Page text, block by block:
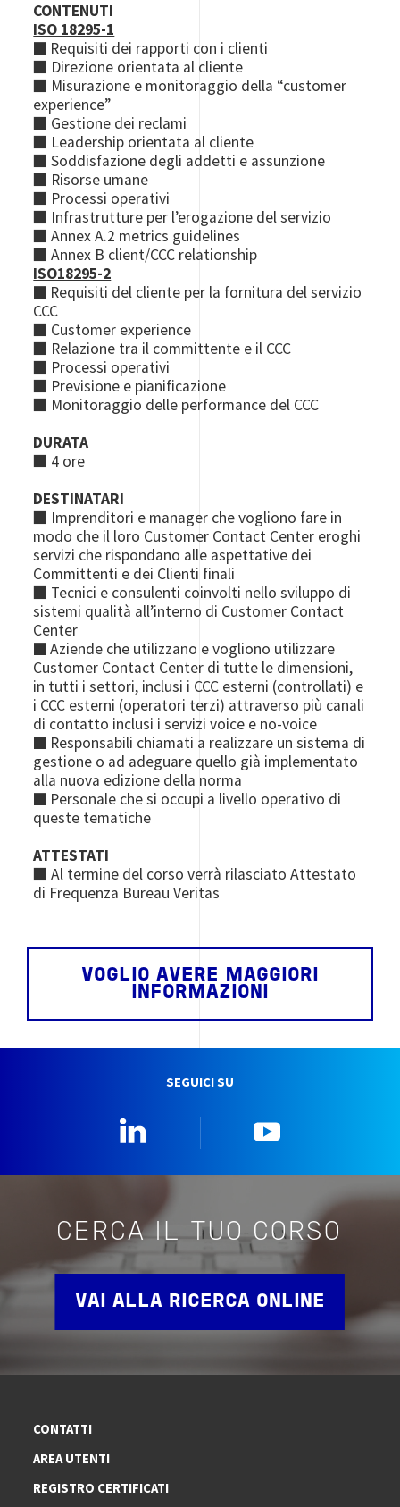
CONTENUTI
ISO 18295-1
■ Requisiti dei rapporti con i clienti
■ Direzione orientata al cliente
■ Misurazione e monitoraggio della “customer
experience”
■ Gestione dei reclami
■ Leadership orientata al cliente
■ Soddisfazione degli addetti e assunzione
■ Risorse umane
■ Processi operativi
■ Infrastrutture per l’erogazione del servizio
■ Annex A.2 metrics guidelines
■ Annex B client/CCC relationship
ISO18295-2
■ Requisiti del cliente per la fornitura del servizio
CCC
■ Customer experience
■ Relazione tra il committente e il CCC
■ Processi operativi
■ Previsione e pianificazione
■ Monitoraggio delle performance del CCC
DURATA
■ 4 ore
DESTINATARI
■ Imprenditori e manager che vogliono fare in
modo che il loro Customer Contact Center eroghi
servizi che rispondano alle aspettative dei
Committenti e dei Clienti finali
■ Tecnici e consulenti coinvolti nello sviluppo di
sistemi qualità all’interno di Customer Contact
Center
■Aziende che utilizzano e vogliono utilizzare
Customer Contact Center di tutte le dimensioni,
in tutti i settori, inclusi i CCC esterni (controllati) e
i CCC esterni (operatori terzi) attraverso più canali
di contatto inclusi i servizi voice e no-voice
■ Responsabili chiamati a realizzare un sistema di
gestione o ad adeguare quello già implementato
alla nuova edizione della norma
■ Personale che si occupi a livello operativo di
queste tematiche
ATTESTATI
■ Al termine del corso verrà rilasciato Attestato
di Frequenza Bureau Veritas
VOGLIO AVERE MAGGIORI
INFORMAZIONI
SEGUICI SU
CERCA IL TUO CORSO
VAI ALLA RICERCA ONLINE
CONTATTI
AREA UTENTI
REGISTRO CERTIFICATI